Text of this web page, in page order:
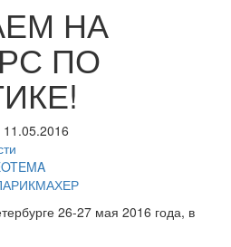
НА
ПО
11.05.2016
26-27 мая 2016 года, в